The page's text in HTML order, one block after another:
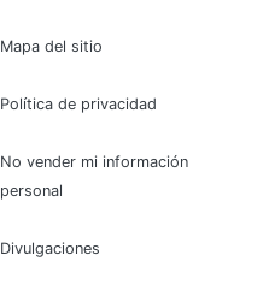
Mapa del sitio
Política de privacidad
No vender mi información
personal
Divulgaciones